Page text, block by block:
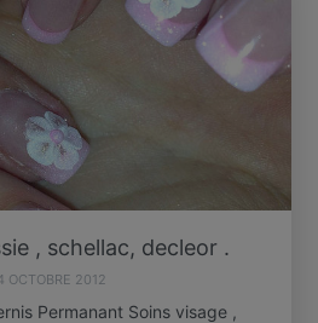
, schellac, decleor .
OCTOBRE 2012
Permanant Soins visage ,